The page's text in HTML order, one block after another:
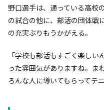
野口選手は、通っている高校
の試合の他に、部活の団体戦
の充実ぶりもうかがえる。
「学校も部活もすごく楽し
った雰囲気がありますね。ま
ろんな人に導いてもらってテ